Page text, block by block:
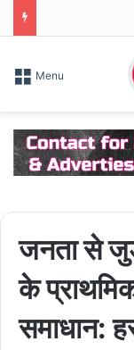
Menu
जनता से
के
समाधान: